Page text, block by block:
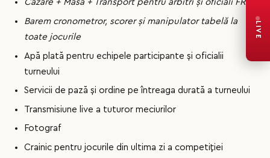
Cazare + Masă + Transport pentru arbitri și oficiali FRH
Barem cronometror, scorer și manipulator tabelă la
toate jocurile
Apă plată pentru echipele participante și oficialii
turneului
Servicii de pază și ordine pe întreaga durată a turneului
Transmisiune live a tuturor meciurilor
Fotograf
Crainic pentru jocurile din ultima zi a competiției
LIVE